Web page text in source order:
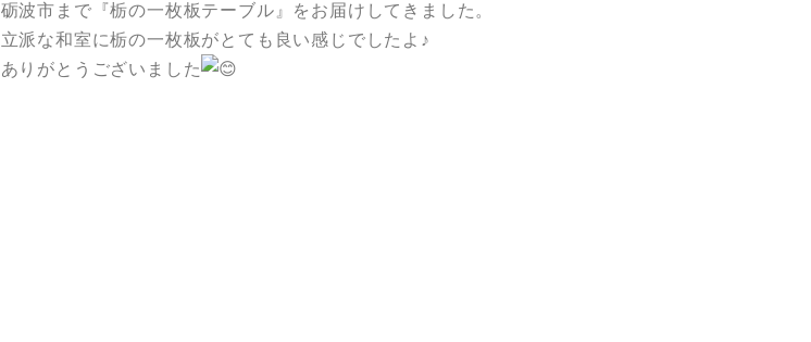
砺波市まで『栃の一枚板テーブル』をお届けしてきました。
立派な和室に栃の一枚板がとても良い感じでしたよ♪
ありがとうございました